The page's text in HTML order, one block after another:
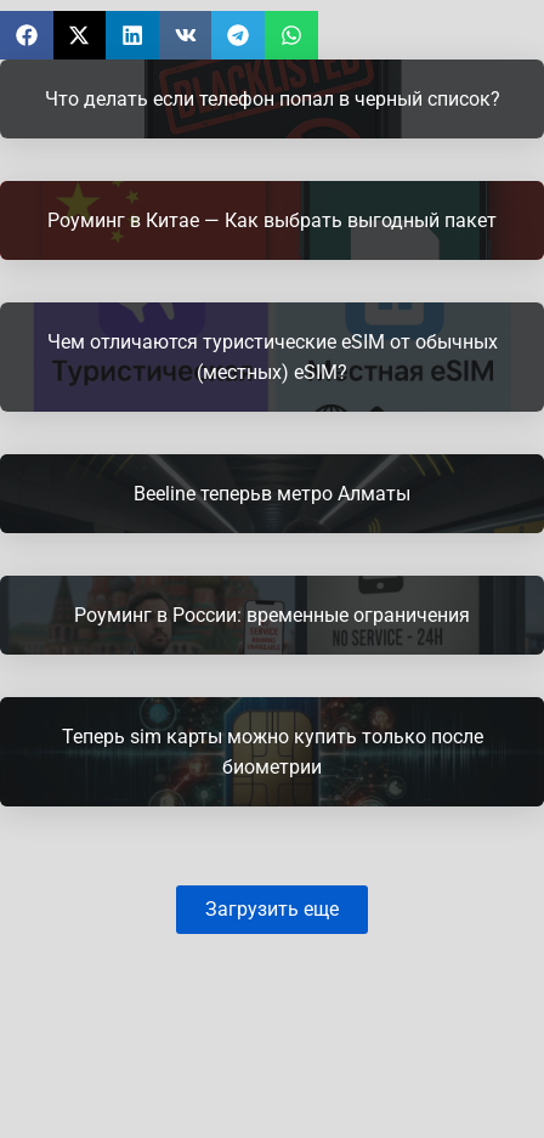
Что делать если телефон попал в черный список?
Роуминг в Китае — Как выбрать выгодный пакет
Чем отличаются туристические eSIM от обычных
(местных) eSIM?
Beeline теперьв метро Алматы
Роуминг в России: временные ограничения
Теперь sim карты можно купить только после
биометрии
Загрузить еще